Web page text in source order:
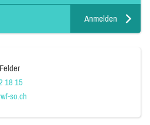
Anmelden
18 15
so.ch